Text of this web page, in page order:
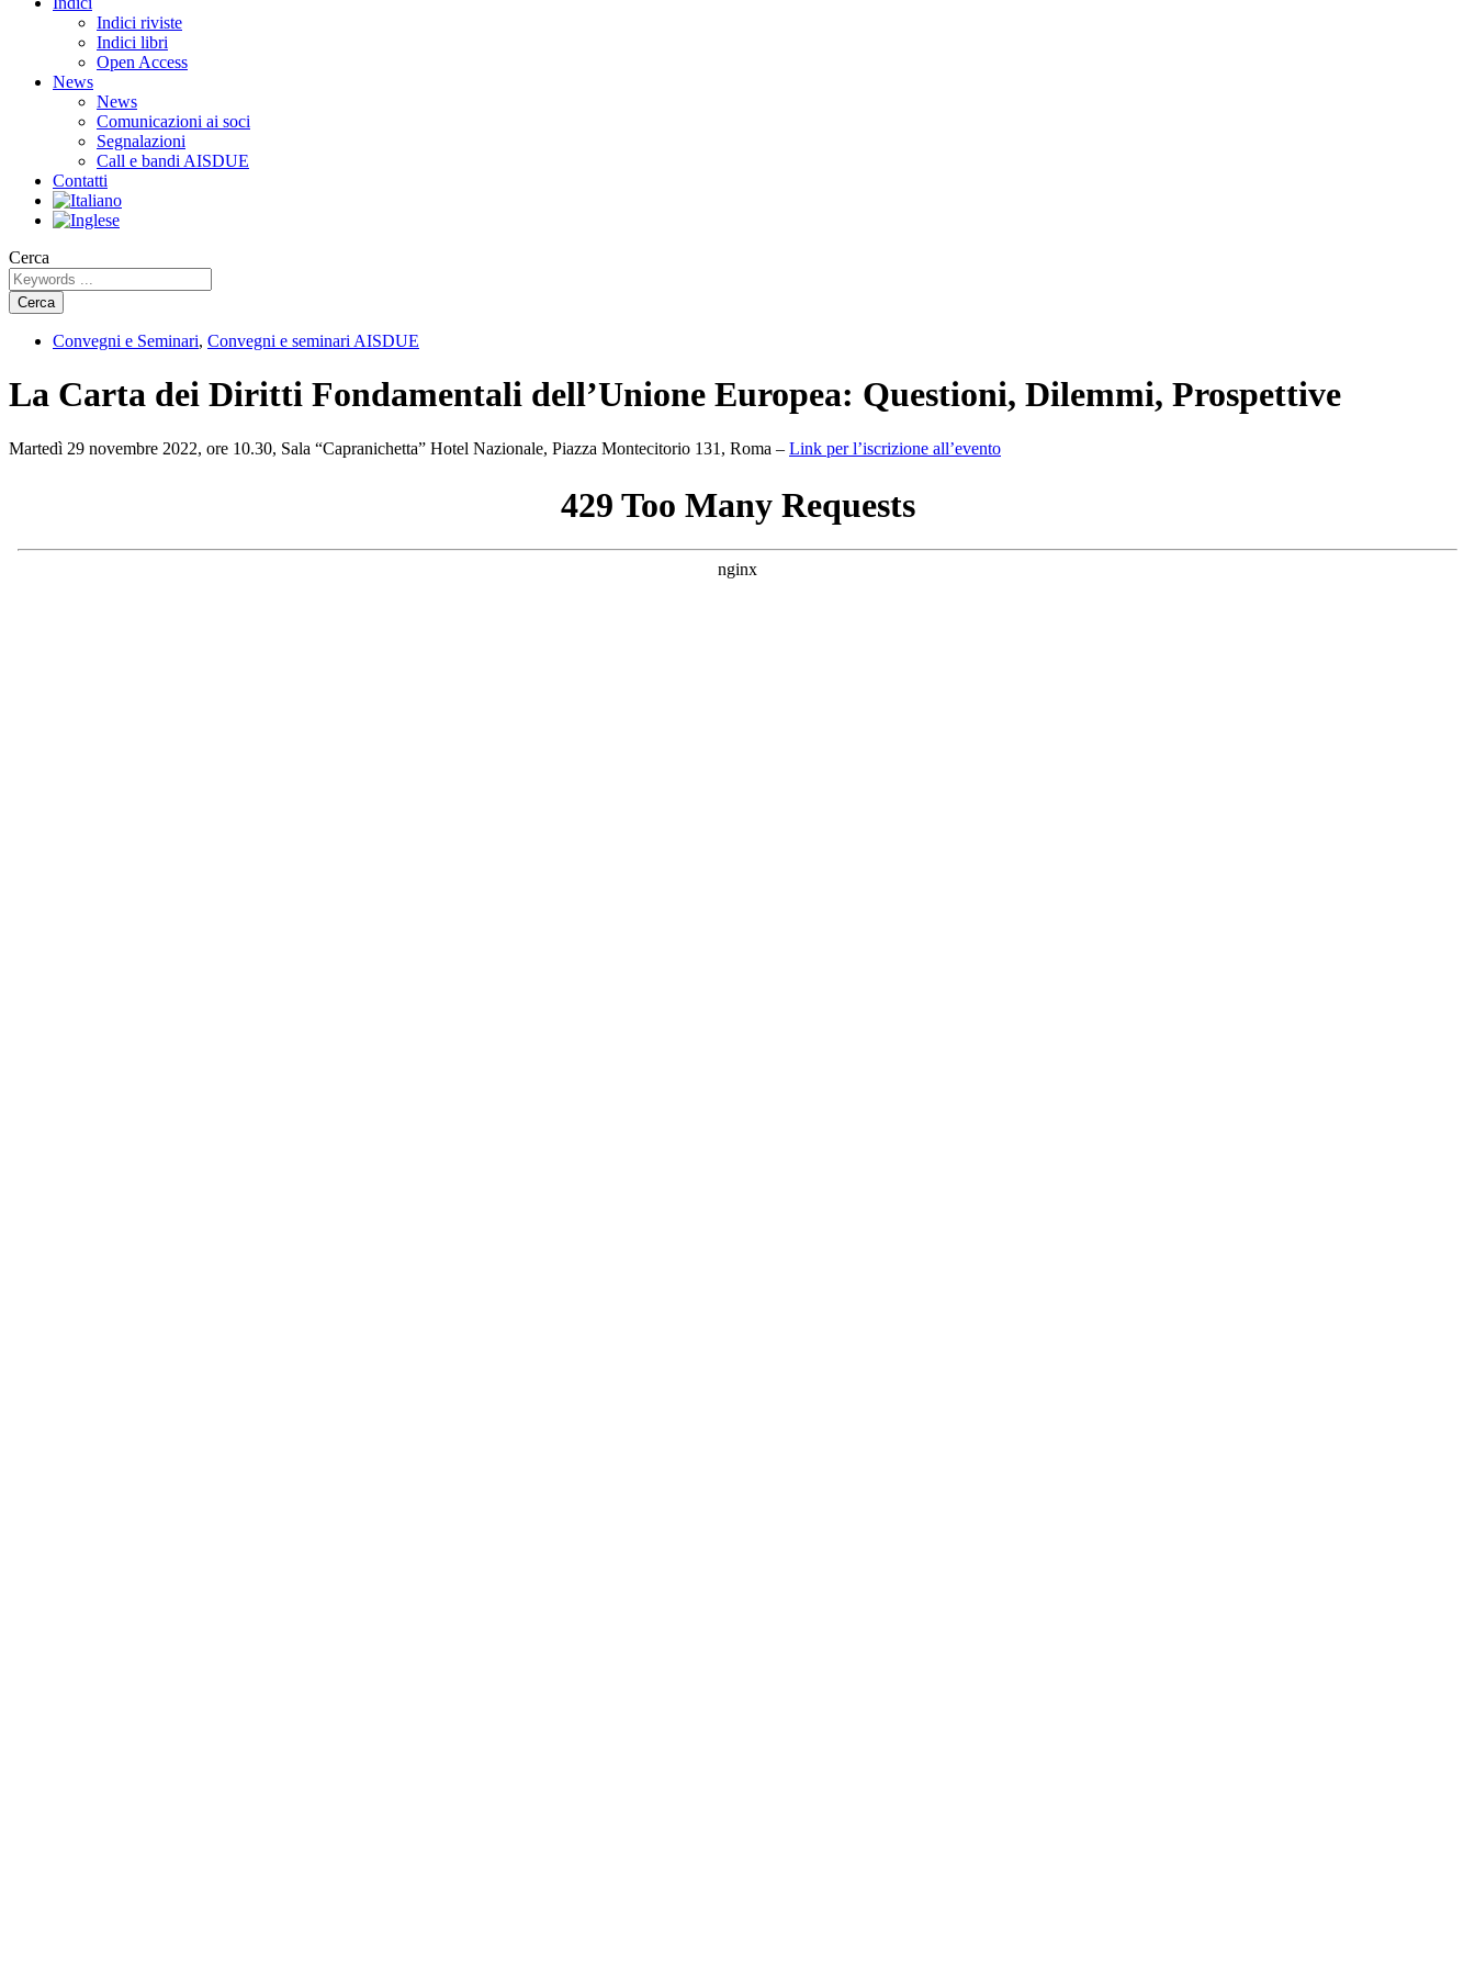
Indici riviste
Indici libri
Open Access
News
News
Comunicazioni ai soci
Segnalazioni
Call e bandi AISDUE
Contatti
Cerca
Cerca
Convegni e Seminari, Convegni e seminari AISDUE
La Carta dei Diritti Fondamentali dell’Unione Europea: Questioni, Dilemmi, Prospettive
Martedì 29 novembre 2022, ore 10.30, Sala “Capranichetta” Hotel Nazionale, Piazza Montecitorio 131, Roma – Link per l’iscrizione all’evento